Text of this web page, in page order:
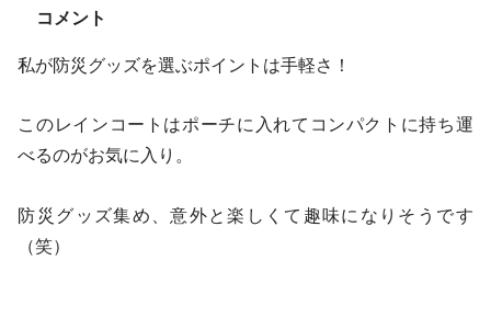
コメント
私が防災グッズを選ぶポイントは手軽さ！
このレインコートはポーチに入れてコンパクトに持ち運
べるのがお気に入り。
防災グッズ集め、意外と楽しくて趣味になりそうです
（笑）